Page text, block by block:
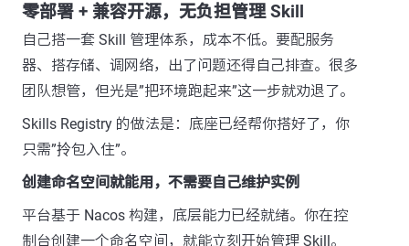
零部署 + 兼容开源，无负担管理 Skill
自己搭一套 Skill 管理体系，成本不低。要配服务
器、搭存储、调网络，出了问题还得自己排查。很多
团队想管，但光是”把环境跑起来”这一步就劝退了。
Skills Registry 的做法是：底座已经帮你搭好了，你
只需”拎包入住”。
创建命名空间就能用，不需要自己维护实例
平台基于 Nacos 构建，底层能力已经就绪。你在控
制台创建一个命名空间，就能立刻开始管理 Skill。